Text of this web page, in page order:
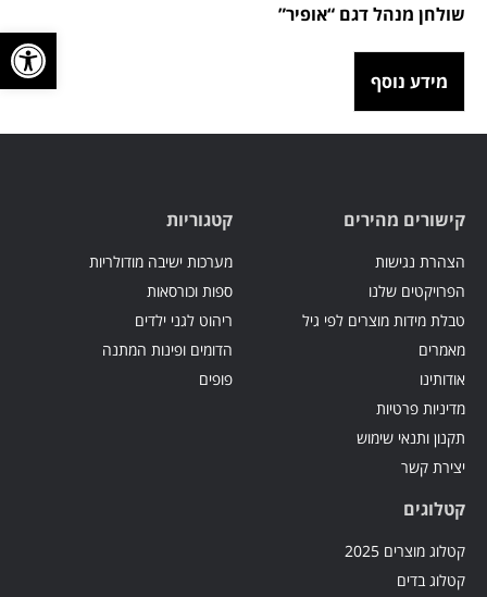
פתח
שולחן מנהל דגם “אופיר”
מידע נוסף
קישורים מהירים
הצהרת נגישות
הפרויקטים שלנו
טבלת מידות מוצרים לפי גיל
מאמרים
אודותינו
מדיניות פרטיות
תקנון ותנאי שימוש
יצירת קשר
קטגוריות
מערכות ישיבה מודולריות
ספות וכורסאות
ריהוט לגני ילדים
הדומים ופינות המתנה
פופים
קטלוגים
קטלוג מוצרים 2025
קטלוג בדים